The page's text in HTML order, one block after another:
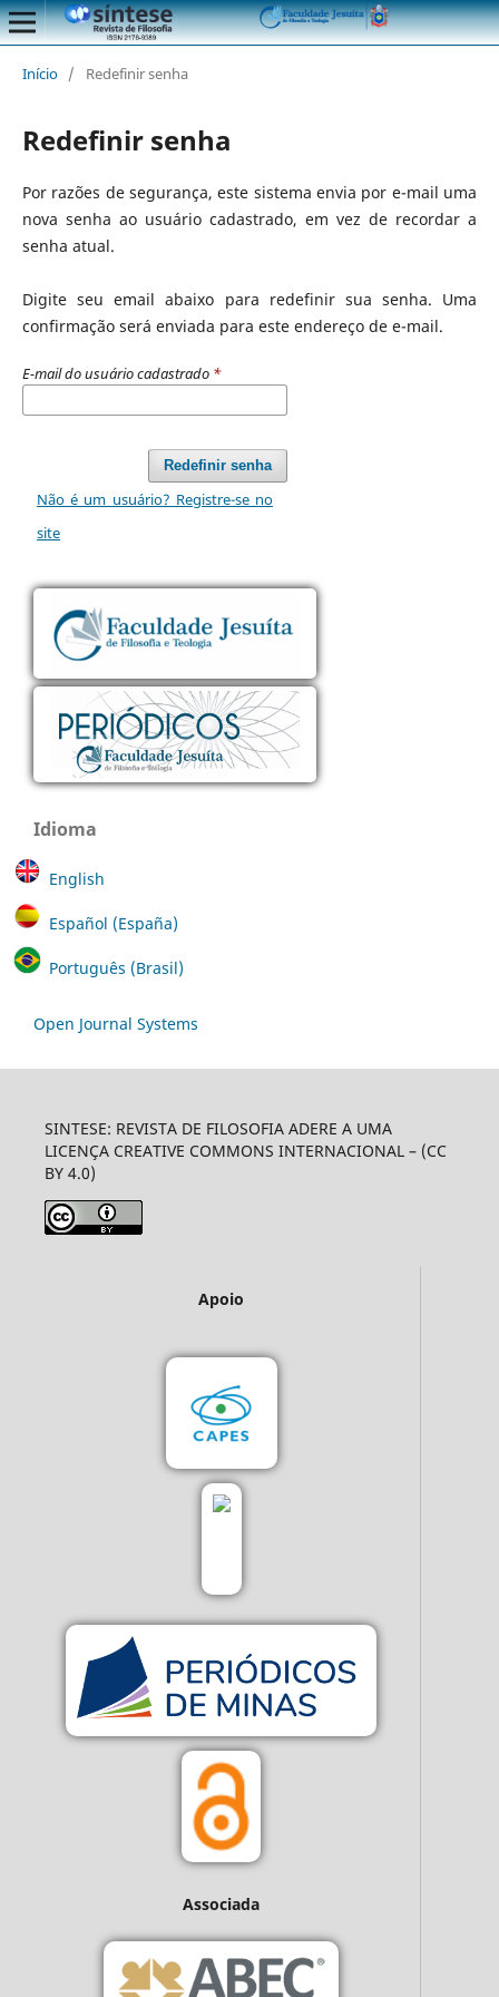
Início / Redefinir senha
Redefinir senha
Por razões de segurança, este sistema envia por e-mail uma
nova senha ao usuário cadastrado, em vez de recordar a
senha atual.
Digite seu email abaixo para redefinir sua senha. Uma
confirmação será enviada para este endereço de e-mail.
E-mail do usuário cadastrado *
Redefinir senha
Não é um usuário? Registre-se no
site
Idioma
English
Español (España)
Português (Brasil)
Open Journal Systems
SINTESE: REVISTA DE FILOSOFIA ADERE A UMA
LICENÇA CREATIVE COMMONS INTERNACIONAL – (CC
BY 4.0)
Apoio
Associada